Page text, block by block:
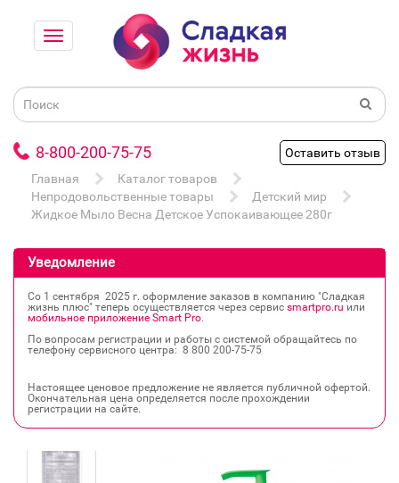
8-800-200-75-75
Оставить отзыв
Главная
Каталог товаров
Непродовольственные товары
Детский мир
Жидкое Мыло Весна Детское Успокаивающее 280г
Уведомление
Со 1 сентября 2025 г. оформление заказов в компанию "Сладкая
жизнь плюс" теперь осуществляется через сервис smartpro.ru или
мобильное приложение Smart Pro.
По вопросам регистрации и работы с системой обращайтесь по
телефону сервисного центра: 8 800 200‐75‐75
Настоящее ценовое предложение не является публичной офертой.
Окончательная цена определяется после прохождении
регистрации на сайте.